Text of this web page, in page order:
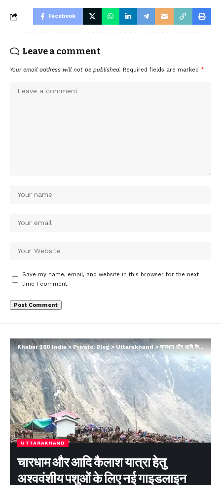
Facebook
Leave a comment
Your email address will not be published. Required fields are marked *
Save my name, email, and website in this browser for the next
time I comment.
Khabar 360 India >Private: Blog> Uttarakhand >चारधाम और आदि कैलाश यात्रा हेतु अश्ववंशीय पशुओं के लिए नई गाइडलाइन जारी
UTTARAKHAND
चारधाम और आदि कैलाश यात्रा हेतु
अश्ववंशीय पशुओं के लिए नई गाइडलाइन